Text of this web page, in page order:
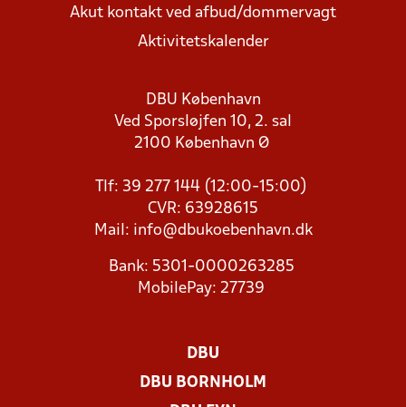
Akut kontakt ved afbud/dommervagt
Aktivitetskalender
DBU København
Ved Sporsløjfen 10, 2. sal
2100 København Ø
Tlf: 39 277 144 (12:00-15:00)
CVR: 63928615
Mail: info@dbukoebenhavn.dk
Bank: 5301-0000263285
MobilePay: 27739
DBU
DBU BORNHOLM